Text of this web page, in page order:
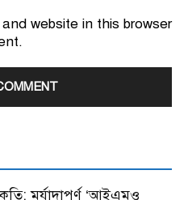
website in this browser
মর্যাদাপূর্ণ ‘আইএমও